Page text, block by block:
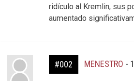
ridículo al Kremlin, sus
aumentado
#002 MENESTRO -